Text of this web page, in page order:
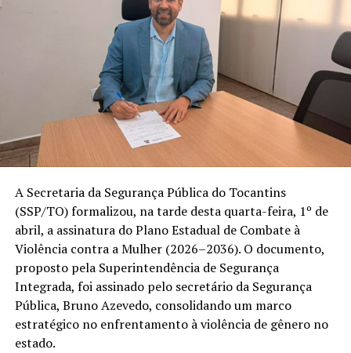
A Secretaria da Segurança Pública do Tocantins
(SSP/TO) formalizou, na tarde desta quarta-feira, 1º de
abril, a assinatura do Plano Estadual de Combate à
Violência contra a Mulher (2026–2036). O documento,
proposto pela Superintendência de Segurança
Integrada, foi assinado pelo secretário da Segurança
Pública, Bruno Azevedo, consolidando um marco
estratégico no enfrentamento à violência de gênero no
estado.